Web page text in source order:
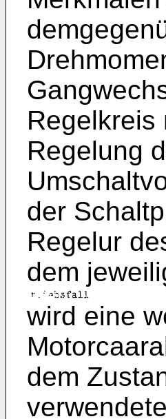
Regelkreis
Regelung
der
Regelur
dem
wird eine
dem